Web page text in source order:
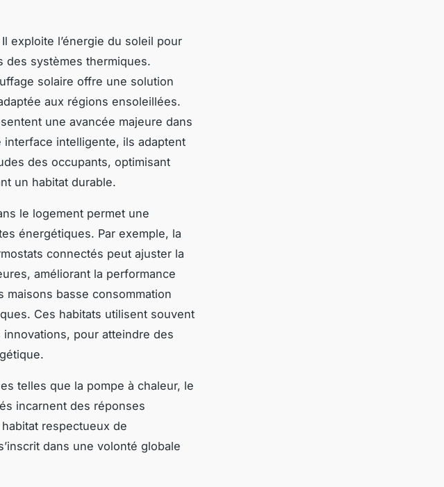
exploite l’énergie du soleil pour
des systèmes thermiques.
solaire offre une solution
aux régions ensoleillées.
une avancée majeure dans
intelligente, ils adaptent
des occupants, optimisant
un habitat durable.
le logement permet une
énergétiques. Par exemple, la
connectés peut ajuster la
améliorant la performance
basse consommation
Ces habitats utilisent souvent
pour atteindre des
telles que la pompe à chaleur, le
incarnent des réponses
respectueux de
dans une volonté globale